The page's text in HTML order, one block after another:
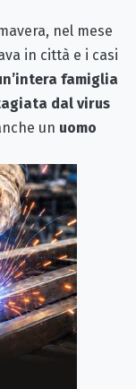
nel mese
in città e i casi
famiglia
dal virus
un uomo